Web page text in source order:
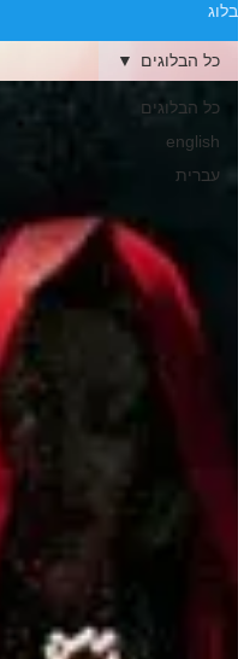
בלוג
כל הבלוגים
english
עברית
כל הבלוגים